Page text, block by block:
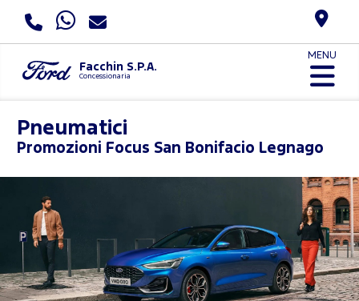
Facchin S.P.A.
Concessionaria
MENU
Pneumatici
Promozioni Focus San Bonifacio Legnago